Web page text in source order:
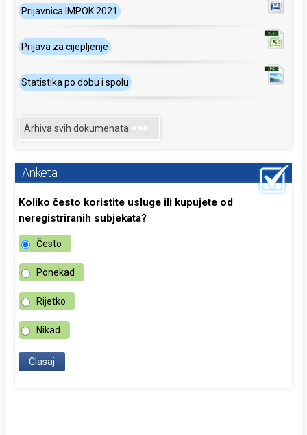
Prijavnica IMPOK 2021
Prijava za cijepljenje
Statistika po dobu i spolu
Arhiva svih dokumenata
Anketa
Koliko često koristite usluge ili kupujete od
neregistriranih subjekata?
Često
Ponekad
Rijetko
Nikad